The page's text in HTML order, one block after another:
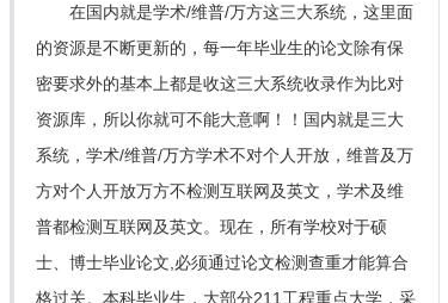
在国内就是学术/维普/万方这三大系统，这里面
的资源是不断更新的，每一年毕业生的论文除有保
密要求外的基本上都是收这三大系统收录作为比对
资源库，所以你就可不能大意啊！！国内就是三大
系统，学术/维普/万方学术不对个人开放，维普及万
方对个人开放万方不检测互联网及英文，学术及维
普都检测互联网及英文。现在，所有学校对于硕
士、博士毕业论文,必须通过论文检测查重才能算合
格过关。本科毕业生，大部分211工程重点大学，采